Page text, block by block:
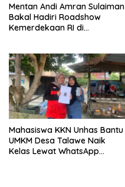
Mentan Andi Amran Sulaiman
Bakal Hadiri Roadshow
Kemerdekaan RI di
Dibagikan
Mahasiswa KKN Unhas Bantu
UMKM Desa Talawe Naik
Kelas Lewat WhatsApp